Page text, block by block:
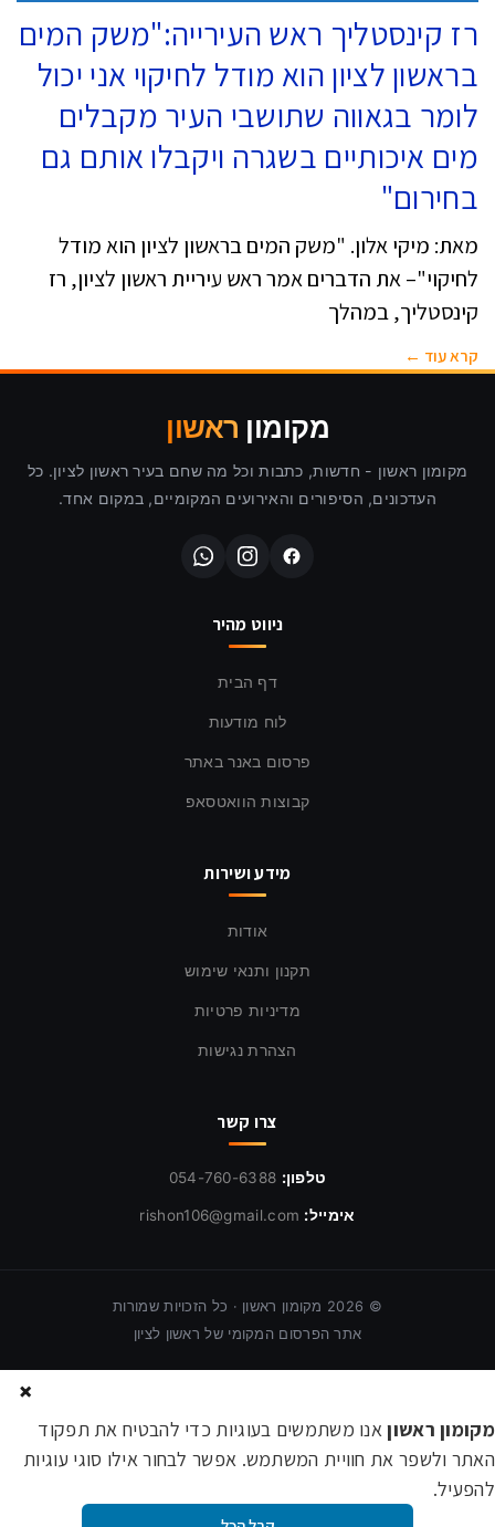
רז קינסטליך ראש העירייה:"משק המים
בראשון לציון הוא מודל לחיקוי אני יכול
לומר בגאווה שתושבי העיר מקבלים
מים איכותיים בשגרה ויקבלו אותם גם
בחירום"
מאת: מיקי אלון. "משק המים בראשון לציון הוא מודל
לחיקוי"– את הדברים אמר ראש עיריית ראשון לציון, רז
קינסטליך, במהלך
קרא עוד ←
מקומון ראשון
מקומון ראשון - חדשות, כתבות וכל מה שחם בעיר ראשון לציון. כל
העדכונים, הסיפורים והאירועים המקומיים, במקום אחד.
ניווט מהיר
דף הבית
לוח מודעות
פרסום באנר באתר
קבוצות הוואטסאפ
מידע ושירות
אודות
תקנון ותנאי שימוש
מדיניות פרטיות
הצהרת נגישות
צרו קשר
טלפון: 054-760-6388
אימייל: rishon106@gmail.com
©
2026 מקומון ראשון · כל הזכויות שמורות
אתר הפרסום המקומי של ראשון לציון
×
מקומון ראשוןאנו משתמשים בעוגיות כדי להבטיח את תפקוד
האתר ולשפר את חוויית המשתמש. אפשר לבחור אילו סוגי עוגיות
להפעיל.